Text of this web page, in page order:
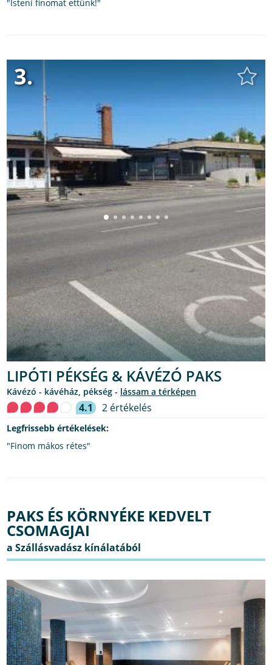
"Isteni finomat ettünk!"
3.
LIPÓTI PÉKSÉG & KÁVÉZÓ PAKS
kávézó - kávéház, pékség - lássam a térképen
4.1 2 értékelés
Legfrissebb értékelések:
"Finom mákos rétes"
PAKS ÉS KÖRNYÉKE KEDVELT
CSOMAGJAI